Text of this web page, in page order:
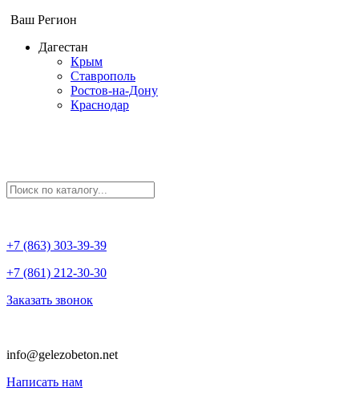
Ваш Регион
Дагестан
Крым
Ставрополь
Ростов-на-Дону
Краснодар
+7 (863) 303-39-39
+7 (861) 212-30-30
Заказать звонок
info@gelezobeton.net
Написать нам